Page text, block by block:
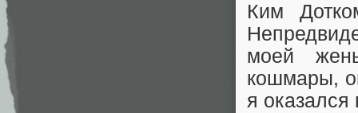
Ким
моей
кошмары,
я оказался